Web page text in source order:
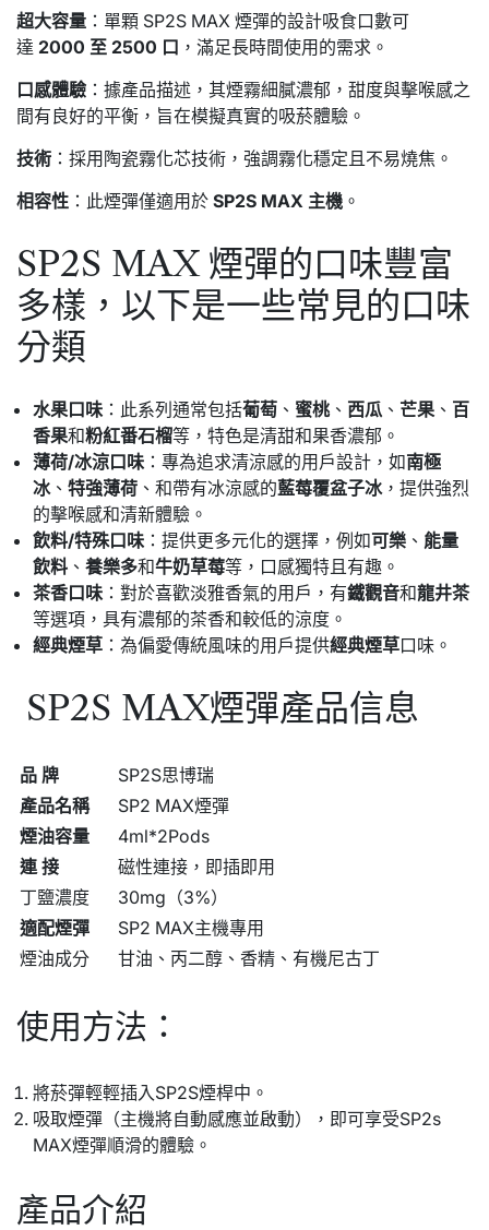
超大容量 ：單顆 SP2S MAX 煙彈的設計吸食口數可
達 2000 至 2500 口 ，滿足長時間使用的需求。
口感體驗 ：據產品描述，其煙霧細膩濃郁，甜度與擊喉感之
間有良好的平衡，旨在模擬真實的吸菸體驗。
技術 ：採用陶瓷霧化芯技術，強調霧化穩定且不易燒焦。
相容性 ：此煙彈僅適用於 SP2S MAX 主機 。
SP2S MAX 煙彈的口味豐富
多樣，以下是一些常見的口味
分類
水果口味 ：此系列通常包括葡萄 、 蜜桃、 西瓜 、 芒果 、 百
香果和粉紅番石榴等，特色是清甜和果香濃郁。
薄荷/冰涼口味 ：專為追求清涼感的用戶設計，如南極
冰、 特強薄荷 、和帶有冰涼感的藍莓覆盆子冰，提供強烈
的擊喉感和清新體驗。
飲料/特殊口味 ：提供更多元化的選擇，例如可樂 、 能量
飲料 、 養樂多和牛奶草莓等，口感獨特且有趣。
茶香口味 ：對於喜歡淡雅香氣的用戶，有鐵觀音和龍井茶
等選項，具有濃郁的茶香和較低的涼度。
經典煙草 ：為偏愛傳統風味的用戶提供經典煙草口味。
SP2S MAX煙彈產品信息
品 牌
SP2S思博瑞
產品名稱
SP2 MAX煙彈
煙油容量
4ml*2Pods
連 接
磁性連接，即插即用
丁鹽濃度
30mg（3%）
適配煙彈
SP2 MAX主機專用
煙油成分
甘油、丙二醇、香精、有機尼古丁
使用方法：
將菸彈輕輕插入SP2S煙桿中。
吸取煙彈（主機將自動感應並啟動），即可享受SP2s
MAX煙彈順滑的體驗。
產品介紹